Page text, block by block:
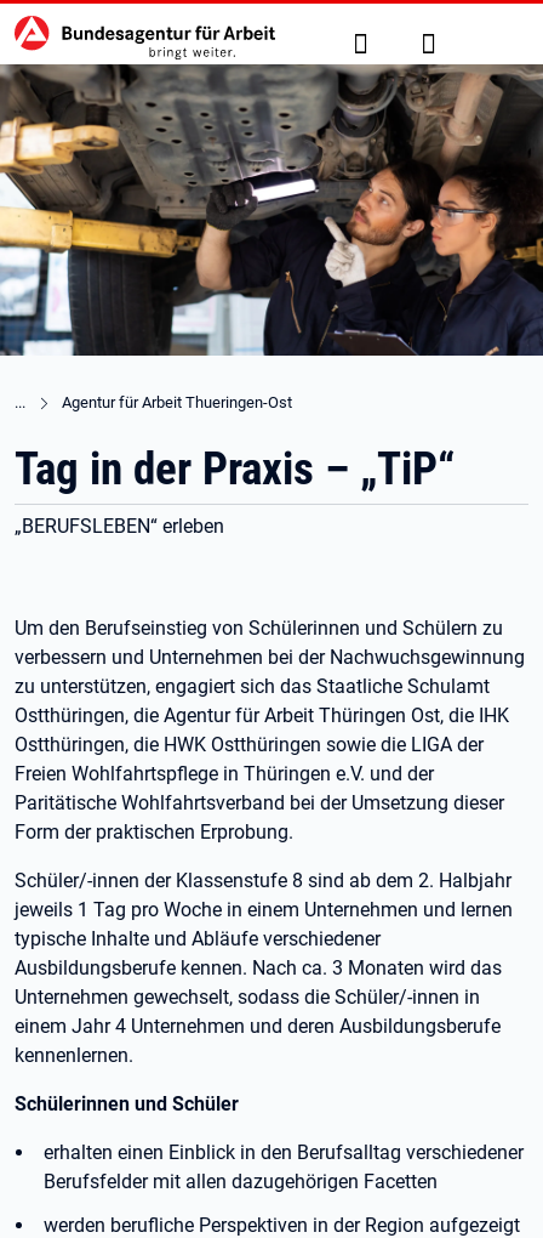
zu den Hauptinhalten springen
Hauptnavigation Suche Anmelden
Agentur für Arbeit Thueringen-Ost
Tag in der Praxis – „TiP“
„BERUFSLEBEN“ erleben
Um den Berufseinstieg von Schülerinnen und Schülern zu
verbessern und Unternehmen bei der Nachwuchsgewinnung
zu unterstützen, engagiert sich das Staatliche Schulamt
Ostthüringen, die Agentur für Arbeit Thüringen Ost, die IHK
Ostthüringen, die HWK Ostthüringen sowie die LIGA der
Freien Wohlfahrtspflege in Thüringen e.V. und der
Paritätische Wohlfahrtsverband bei der Umsetzung dieser
Form der praktischen Erprobung.
Schüler/-innen der Klassenstufe 8 sind ab dem 2. Halbjahr
jeweils 1 Tag pro Woche in einem Unternehmen und lernen
typische Inhalte und Abläufe verschiedener
Ausbildungsberufe kennen. Nach ca. 3 Monaten wird das
Unternehmen gewechselt, sodass die Schüler/-innen in
einem Jahr 4 Unternehmen und deren Ausbildungsberufe
kennenlernen.
Schülerinnen und Schüler
erhalten einen Einblick in den Berufsalltag verschiedener
Berufsfelder mit allen dazugehörigen Facetten
werden berufliche Perspektiven in der Region aufgezeigt